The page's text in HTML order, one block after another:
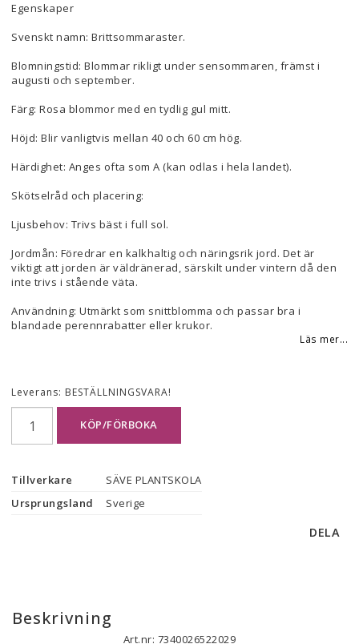
Egenskaper
Svenskt namn: Brittsommaraster.
Blomningstid: Blommar rikligt under sensommaren, främst i
augusti och september.
Färg: Rosa blommor med en tydlig gul mitt.
Höjd: Blir vanligtvis mellan 40 och 60 cm hög.
Härdighet: Anges ofta som A (kan odlas i hela landet).
Skötselråd och placering:
Ljusbehov: Trivs bäst i full sol.
Jordmån: Föredrar en kalkhaltig och näringsrik jord. Det är
viktigt att jorden är väldränerad, särskilt under vintern då den
inte trivs i stående väta.
Användning: Utmärkt som snittblomma och passar bra i
blandade perennrabatter eller krukor.
Läs mer...
Leverans: BESTÄLLNINGSVARA!
KÖP/FÖRBOKA
Tillverkare
SÄVE PLANTSKOLA
Ursprungsland
Sverige
DELA
Beskrivning
Art.nr: 7340026522029